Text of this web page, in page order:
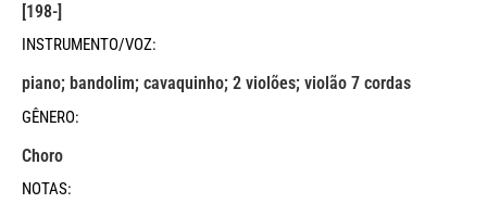
[198-]
INSTRUMENTO/VOZ:
piano; bandolim; cavaquinho; 2 violões; violão 7 cordas
GÊNERO:
Choro
NOTAS: